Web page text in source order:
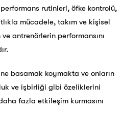
rutinleri, öfke kontrolü,
mücadele, takım ve kişisel
antrenörlerin performansını
basamak koymakta ve onların
ve işbirliği gibi özeliklerini
fazla etkileşim kurmasını